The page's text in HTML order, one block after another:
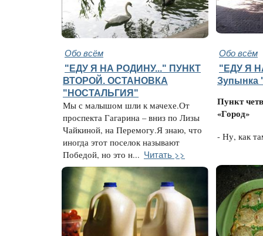
Обо всём Обо всём
"ЕДУ Я НА РОДИНУ..." ПУНКТ
ВТОРОЙ. ОСТАНОВКА
"НОСТАЛЬГИЯ"
Мы с малышом шли к мачехе.От
проспекта Гагарина – вниз по Лизы
Чайкиной, на Перемогу.Я знаю, что
иногда этот поселок называют
Победой, но это н... Читать >>
"ЕДУ Я
Зупынка
Пункт
«Город»
- Ну, как